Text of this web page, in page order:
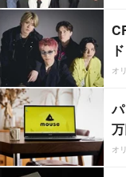
オ
オ